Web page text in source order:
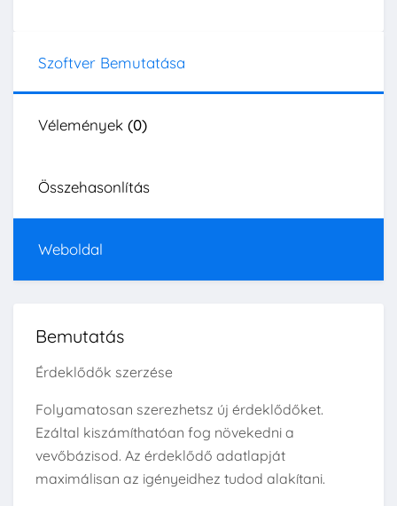
Szoftver Bemutatása
Vélemények (0)
Összehasonlítás
Weboldal
Bemutatás
Érdeklődők szerzése
Folyamatosan szerezhetsz új érdeklődőket.
Ezáltal kiszámíthatóan fog növekedni a
vevőbázisod. Az érdeklődő adatlapját
maximálisan az igényeidhez tudod alakítani.